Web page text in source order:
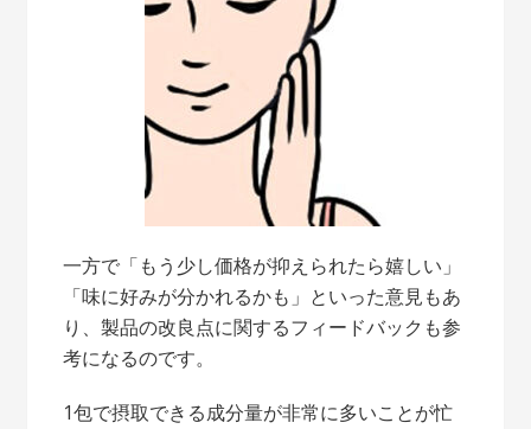
一方で「もう少し価格が抑えられたら嬉しい」
「味に好みが分かれるかも」といった意見もあ
り、製品の改良点に関するフィードバックも参
考になるのです。
1包で摂取できる成分量が非常に多いことが忙